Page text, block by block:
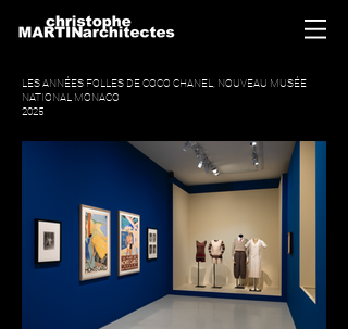
LES ANNÉES FOLLES DE COCO CHANEL, NOUVEAU MUSÉE
NATIONAL MONACO
2025